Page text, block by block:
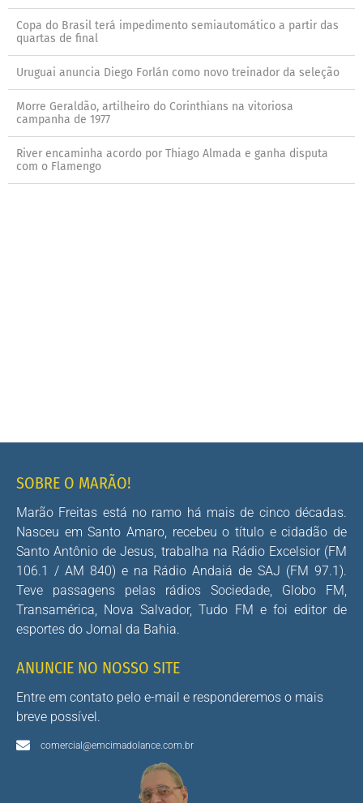
Copa do Brasil terá impedimento semiautomático a partir das
quartas de final
Uruguai anuncia Diego Forlán como novo treinador da seleção
Morre Geraldão, artilheiro do Corinthians na vitoriosa
campanha de 1977
River encaminha acordo por Thiago Almada e ganha disputa
com o Flamengo
SOBRE O MARÃO!
Marão Freitas está no ramo há mais de cinco décadas.
Nasceu em Santo Amaro, recebeu o título e cidadão de
Santo Antônio de Jesus, trabalha na Rádio Excelsior (FM
106.1 / AM 840) e na Rádio Andaiá de SAJ (FM 97.1).
Teve passagens pelas rádios Sociedade, Globo FM,
Transamérica, Nova Salvador, Tudo FM e foi editor de
esportes do Jornal da Bahia.
ANUNCIE NO NOSSO SITE
Entre em contato pelo e-mail e responderemos o mais
breve possível.
comercial@emcimadolance.com.br